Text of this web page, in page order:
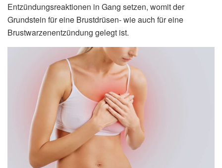
Entzündungsreaktionen in Gang setzen, womit der
Grundstein für eine Brustdrüsen- wie auch für eine
Brustwarzenentzündung gelegt ist.